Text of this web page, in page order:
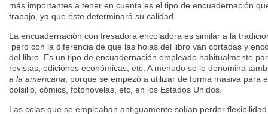
más importantes a tener en cuenta es el tipo de encuadernación
trabajo, ya que éste determinará su calidad.
La encuadernación con fresadora encoladora es similar a la
pero con la diferencia de que las hojas del libro van cortadas y
del libro. Es un tipo de encuadernación empleado habitualmente
revistas, ediciones económicas, etc. A menudo se le denomina
a la americana , porque se empezó a utilizar de forma masiva para
bolsillo, cómics, fotonovelas, etc, en los Estados Unidos.
Las colas que se empleaban antiguamente solían perder